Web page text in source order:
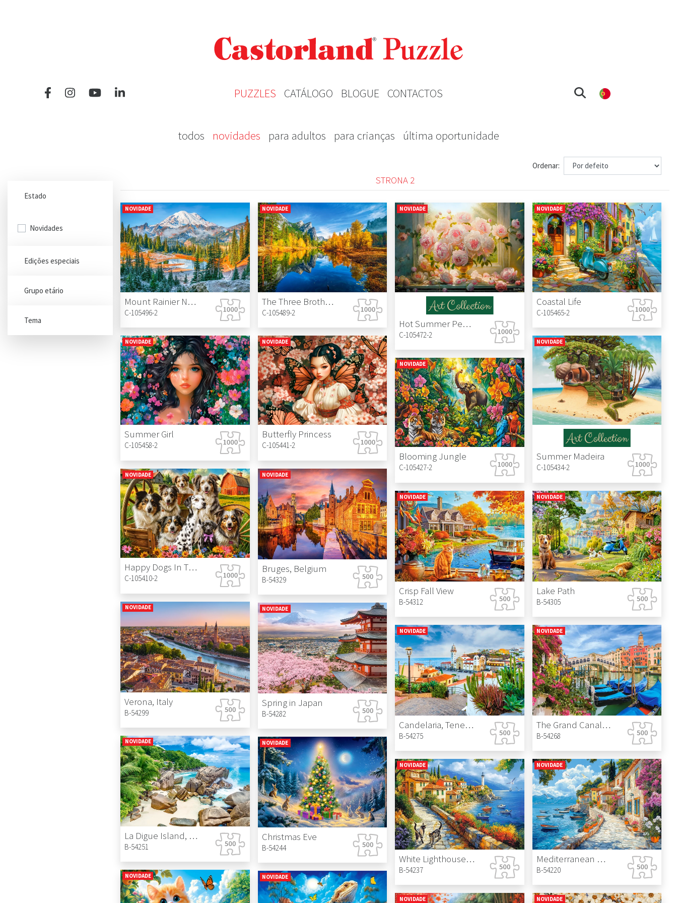
PUZZLES CATÁLOGO BLOGUE CONTACTOS
todos novidades para adultos para crianças última oportunidade
Estado
Novidades
Edições especiais
Grupo etário
Tema
Ordenar:
STRONA 2
NOVIDADE
Mount Rainier National Park, USA
C-105496-2
NOVIDADE
The Three Brothers, Yosemite National Park, USA
C-105489-2
NOVIDADE
Hot Summer Peonies
C-105472-2
NOVIDADE
Coastal Life
C-105465-2
NOVIDADE
Summer Girl
C-105458-2
NOVIDADE
Butterfly Princess
C-105441-2
NOVIDADE
Summer Madeira
C-105434-2
NOVIDADE
Blooming Jungle
C-105427-2
NOVIDADE
Happy Dogs In The Countryside
C-105410-2
NOVIDADE
Bruges, Belgium
B-54329
NOVIDADE
Crisp Fall View
B-54312
NOVIDADE
Lake Path
B-54305
NOVIDADE
Verona, Italy
B-54299
NOVIDADE
Spring in Japan
B-54282
NOVIDADE
Candelaria, Tenerife, Spain
B-54275
NOVIDADE
The Grand Canal in Venice
B-54268
NOVIDADE
La Digue Island, Seychelles
B-54251
NOVIDADE
Christmas Eve
B-54244
NOVIDADE
White Lighthouse Bay
B-54237
NOVIDADE
Mediterranean Walk
B-54220
NOVIDADE NOVIDADE
NOVIDADE NOVIDADE